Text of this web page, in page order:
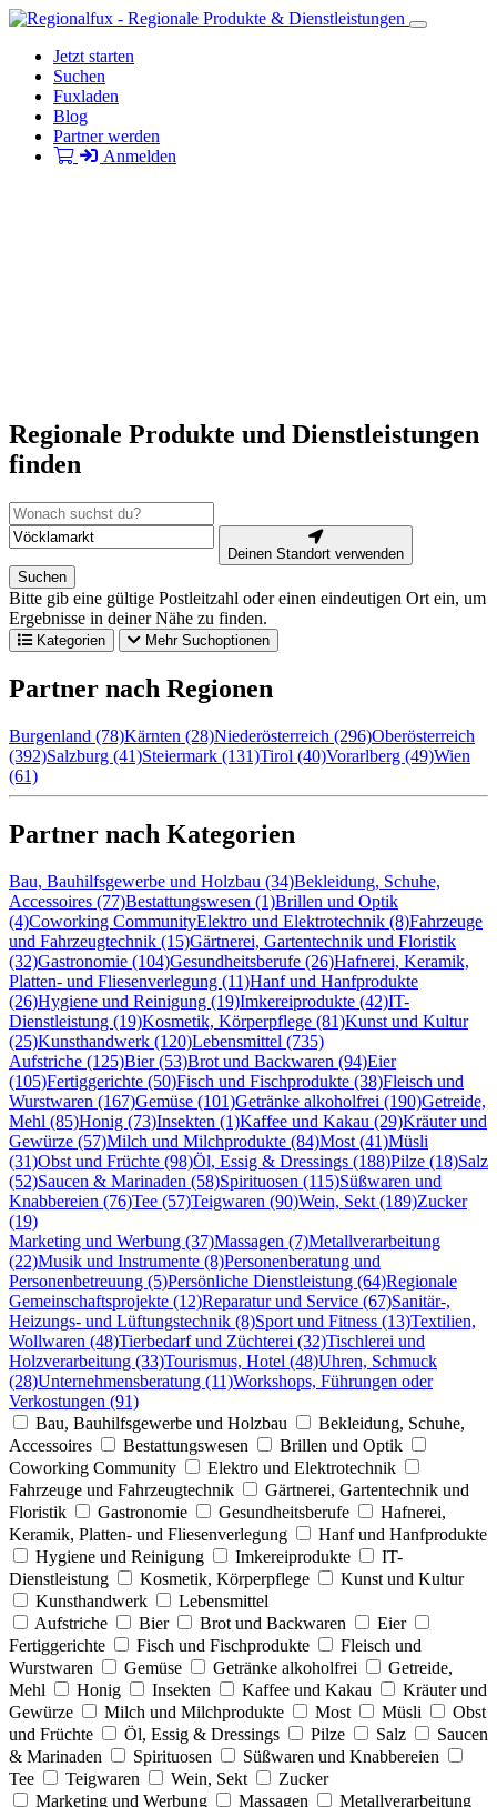
Jetzt starten
Suchen
Fuxladen
Blog
Partner werden
Anmelden
Regionale Produkte und Dienstleistungen
finden
Deinen Standort verwenden
Suchen
Bitte gib eine gültige Postleitzahl oder einen eindeutigen Ort ein, um
Ergebnisse in deiner Nähe zu finden.
Kategorien Mehr Suchoptionen
Partner nach Regionen
Burgenland (78)Kärnten (28)Niederösterreich (296)Oberösterreich
(392)Salzburg (41)Steiermark (131)Tirol (40)Vorarlberg (49)Wien
(61)
Partner nach Kategorien
Bau, Bauhilfsgewerbe und Holzbau (34)Bekleidung, Schuhe,
Accessoires (77)Bestattungswesen (1)Brillen und Optik
(4)Coworking CommunityElektro und Elektrotechnik (8)Fahrzeuge
und Fahrzeugtechnik (15)Gärtnerei, Gartentechnik und Floristik
(32)Gastronomie (104)Gesundheitsberufe (26)Hafnerei, Keramik,
Platten- und Fliesenverlegung (11)Hanf und Hanfprodukte
(26)Hygiene und Reinigung (19)Imkereiprodukte (42)IT-
Dienstleistung (19)Kosmetik, Körperpflege (81)Kunst und Kultur
(25)Kunsthandwerk (120)Lebensmittel (735)
Aufstriche (125)Bier (53)Brot und Backwaren (94)Eier
(105)Fertiggerichte (50)Fisch und Fischprodukte (38)Fleisch und
Wurstwaren (167)Gemüse (101)Getränke alkoholfrei (190)Getreide,
Mehl (85)Honig (73)Insekten (1)Kaffee und Kakau (29)Kräuter und
Gewürze (57)Milch und Milchprodukte (84)Most (41)Müsli
(31)Obst und Früchte (98)Öl, Essig & Dressings (188)Pilze (18)Salz
(52)Saucen & Marinaden (58)Spirituosen (115)Süßwaren und
Knabbereien (76)Tee (57)Teigwaren (90)Wein, Sekt (189)Zucker
(19)
Marketing und Werbung (37)Massagen (7)Metallverarbeitung
(22)Musik und Instrumente (8)Personenberatung und
Personenbetreuung (5)Persönliche Dienstleistung (64)Regionale
Gemeinschaftsprojekte (12)Reparatur und Service (67)Sanitär-,
Heizungs- und Lüftungstechnik (8)Sport und Fitness (13)Textilien,
Wollwaren (48)Tierbedarf und Züchterei (32)Tischlerei und
Holzverarbeitung (33)Tourismus, Hotel (48)Uhren, Schmuck
(28)Unternehmensberatung (11)Workshops, Führungen oder
Verkostungen (91)
Bau, Bauhilfsgewerbe und Holzbau
Bekleidung, Schuhe,
Accessoires
Bestattungswesen
Brillen und Optik
Coworking Community
Elektro und Elektrotechnik
Fahrzeuge und Fahrzeugtechnik
Gärtnerei, Gartentechnik und
Floristik
Gastronomie Gesundheitsberufe
Hafnerei,
Keramik, Platten- und Fliesenverlegung
Hanf und Hanfprodukte
Hygiene und Reinigung
Imkereiprodukte
IT-
Dienstleistung
Kosmetik, Körperpflege
Kunst und Kultur
Kunsthandwerk
Lebensmittel
Aufstriche
Bier Brot und Backwaren
Eier
Fertiggerichte
Fisch und Fischprodukte
Fleisch und
Wurstwaren
Gemüse Getränke alkoholfrei
Getreide,
Mehl
Honig Insekten Kaffee und Kakau
Kräuter und
Gewürze
Milch und Milchprodukte Most Müsli
Obst
und Früchte
Öl, Essig & Dressings Pilze Salz
Saucen
& Marinaden
Spirituosen
Süßwaren und Knabbereien
Tee
Teigwaren Wein, Sekt
Zucker
Marketing und Werbung
Massagen
Metallverarbeitung